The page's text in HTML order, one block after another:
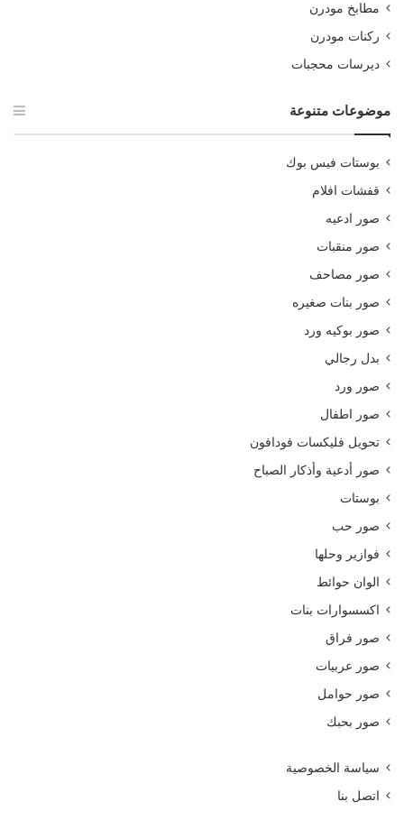
مطابخ مودرن
ركنات مودرن
ديرسات محجبات
موضوعات متنوعة
بوستات فيس بوك
قفشات افلام
صور ادعيه
صور منقبات
صور مصاحف
صور بنات صغيره
صور بوكيه ورد
بدل رجالي
صور ورد
صور اطفال
تحويل فليكسات فودافون
صور أدعية وأذكار الصباح
بوستات
صور حب
فوازير وحلها
الوان حوائط
اكسسوارات بنات
صور فراق
صور عربيات
صور حوامل
صور بحبك
سياسة الخصوصية
اتصل بنا